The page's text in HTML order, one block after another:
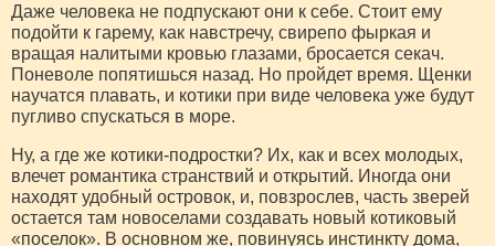
Даже человека не подпуска­ют они к себе. Стоит ему
подой­ти к гарему, как навстречу, сви­репо фыркая и
вращая налиты­ми кровью глазами, бросается секач.
Поневоле попятишься назад. Но пройдет время. Щен­ки
научатся плавать, и котики при виде человека уже будут
пугливо спускаться в море.
Ну, а где же котики-подрост­ки? Их, как и всех молодых,
влечет романтика странствий и открытий. Иногда они
находят удобный островок, и, повзрос­лев, часть зверей
остается там новоселами создавать новый ко­тиковый
«поселок». В основном же, повинуясь инстинкту дома,